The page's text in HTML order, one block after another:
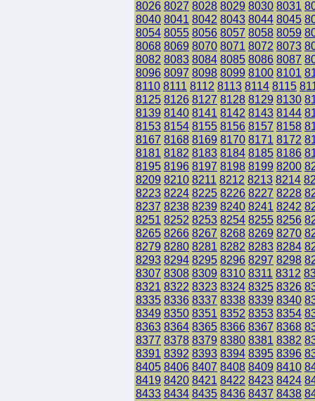
8026 8027 8028 8029 8030 8031
8040 8041 8042 8043 8044 8045
8054 8055 8056 8057 8058 8059
8068 8069 8070 8071 8072 8073
8082 8083 8084 8085 8086 8087
8096 8097 8098 8099 8100 8101
8110 8111 8112 8113 8114 8115
8125 8126 8127 8128 8129 8130
8139 8140 8141 8142 8143 8144
8153 8154 8155 8156 8157 8158
8167 8168 8169 8170 8171 8172
8181 8182 8183 8184 8185 8186
8195 8196 8197 8198 8199 8200
8209 8210 8211 8212 8213 8214
8223 8224 8225 8226 8227 8228
8237 8238 8239 8240 8241 8242
8251 8252 8253 8254 8255 8256
8265 8266 8267 8268 8269 8270
8279 8280 8281 8282 8283 8284
8293 8294 8295 8296 8297 8298
8307 8308 8309 8310 8311 8312
8321 8322 8323 8324 8325 8326
8335 8336 8337 8338 8339 8340
8349 8350 8351 8352 8353 8354
8363 8364 8365 8366 8367 8368
8377 8378 8379 8380 8381 8382
8391 8392 8393 8394 8395 8396
8405 8406 8407 8408 8409 8410
8419 8420 8421 8422 8423 8424
8433 8434 8435 8436 8437 8438